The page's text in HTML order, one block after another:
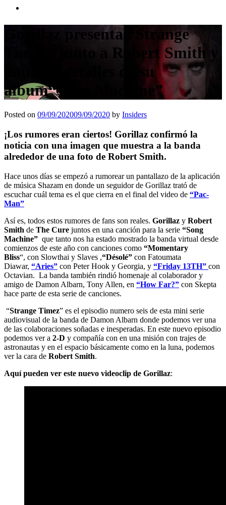
Gorillaz presenta “Strange
Timez” junto a Robert Smith y
anuncia detalles de su
álbum“Song Machine”
Posted on 09/09/202009/09/2020 by Insiders
¡Los rumores eran ciertos! Gorillaz confirmó la
noticia con una imagen que muestra a la banda
alrededor de una foto de Robert Smith.
Hace unos días se empezó a rumorear un pantallazo de la aplicación
de música Shazam en donde un seguidor de Gorillaz trató de
escuchar cuál tema es el que cierra en el final del video de “Pac-
Man”
Así es, todos estos rumores de fans son reales. Gorillaz y Robert
Smith de The Cure juntos en una canción para la serie “Song
Machine” que tanto nos ha estado mostrado la banda virtual desde
comienzos de este año con canciones como “Momentary
Bliss“, con Slowthai y Slaves ,“Désolé” con Fatoumata
Diawar, “Aries” con Peter Hook y Georgia, y “Friday 13TH” con
Octavian. La banda también rindió homenaje al colaborador y
amigo de Damon Albarn, Tony Allen, en “How Far?” con Skepta
hace parte de esta serie de canciones.
“Strange Timez” es el episodio numero seis de esta mini serie
audiovisual de la banda de Damon Albarn donde podemos ver una
de las colaboraciones soñadas e inesperadas. En este nuevo episodio
podemos ver a 2-D y compañía con en una misión con trajes de
astronautas y en el espacio básicamente como en la luna, podemos
ver la cara de Robert Smith.
Aquí pueden ver este nuevo videoclip de Gorillaz: